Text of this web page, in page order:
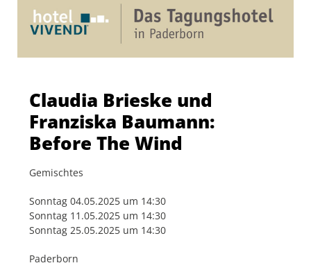
Claudia Brieske und
Franziska Baumann:
Before The Wind
Gemischtes
Sonntag 04.05.2025 um 14:30
Sonntag 11.05.2025 um 14:30
Sonntag 25.05.2025 um 14:30
Paderborn